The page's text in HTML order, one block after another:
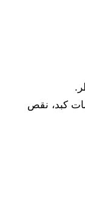
كبد، نقص